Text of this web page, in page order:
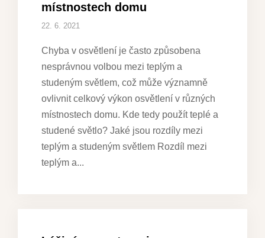
místnostech domu
22. 6. 2021
Chyba v osvětlení je často způsobena
nesprávnou volbou mezi teplým a
studeným světlem, což může významně
ovlivnit celkový výkon osvětlení v různých
místnostech domu. Kde tedy použít teplé a
studené světlo? Jaké jsou rozdíly mezi
teplým a studeným světlem Rozdíl mezi
teplým a